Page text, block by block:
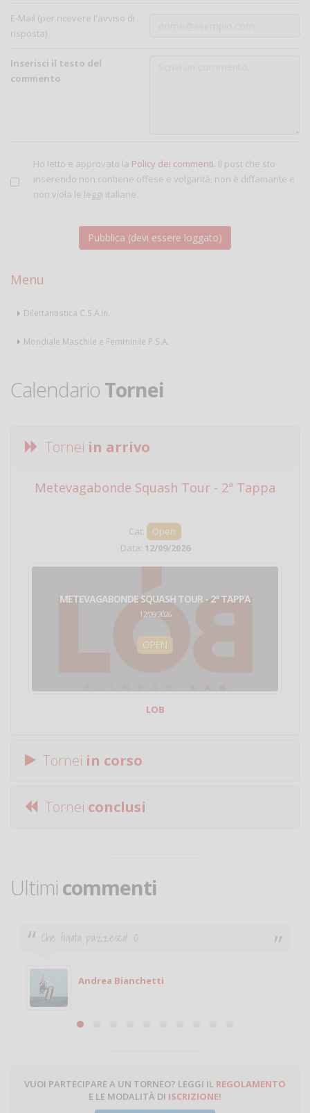
E-Mail (per ricevere l'avviso di
risposta)
Inserisci il testo del
commento
Ho letto e approvato la Policy dei commenti. Il post che sto
inserendo non contiene offese e volgarità, non è diffamante e
non viola le leggi italiane.
Menu
Dilettantistica C.S.A.In.
Mondiale Maschile e Femminile P.S.A.
Calendario Tornei
Tornei in arrivo
Metevagabonde Squash Tour - 2ª Tappa
Cat:
Open
Data: 12/09/2026
METEVAGABONDE SQUASH TOUR - 2ª TAPPA
12/09/2026
OPEN
LOB
Tornei in corso
Tornei conclusi
Ultimi commenti
Che figata pazzesca! :O
Andrea Bianchetti
VUOI PARTECIPARE A UN TORNEO? LEGGI IL REGOLAMENTO
E LE MODALITÀ DI ISCRIZIONE!